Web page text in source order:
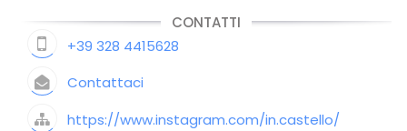
CONTATTI
+39 328 4415628
Contattaci
https://www.instagram.com/in.castello/